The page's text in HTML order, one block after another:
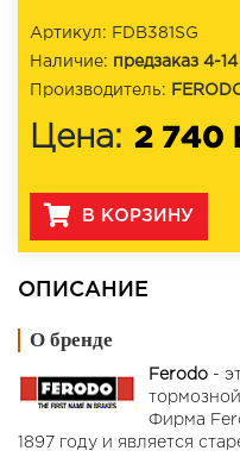
Артикул: FDB381SG
Наличие: предзаказ 4-
Производитель:
Цена: 2 740
В КОРЗИНУ
ОПИСАНИЕ
О бренде
Ferodo -
Фирма
1897 году и является